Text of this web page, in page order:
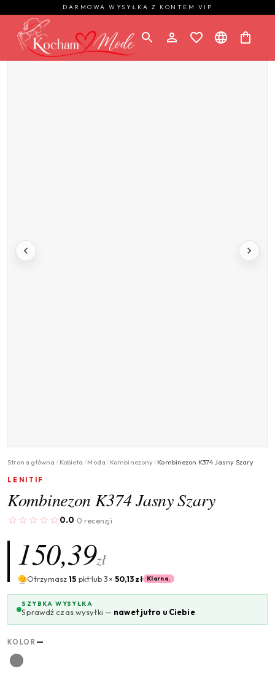
DARMOWA WYSYŁKA Z KONTEM VIP
Strona główna / Kobieta /Moda/ Kombinezony/Kombinezon K374 Jasny Szary
LENITIF
Kombinezon K374 Jasny Szary
0.0· 0 recenzji
150,39zł
Otrzymasz15 pktlub 3× 50,13 zł Klarna.
SZYBKA WYSYŁKA
Sprawdź czas wysyłki — nawet jutro u Ciebie
KOLOR —